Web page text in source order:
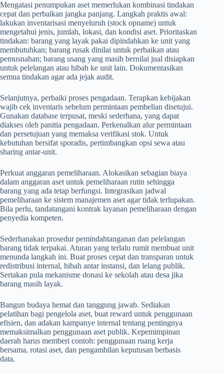
Mengatasi penumpukan aset memerlukan kombinasi tindakan
cepat dan perbaikan jangka panjang. Langkah praktis awal:
lakukan inventarisasi menyeluruh (stock opname) untuk
mengetahui jenis, jumlah, lokasi, dan kondisi aset. Prioritaskan
tindakan: barang yang layak pakai dipindahkan ke unit yang
membutuhkan; barang rusak dinilai untuk perbaikan atau
pemusnahan; barang usang yang masih bernilai jual disiapkan
untuk pelelangan atau hibah ke unit lain. Dokumentasikan
semua tindakan agar ada jejak audit.
Selanjutnya, perbaiki proses pengadaan. Terapkan kebijakan
wajib cek inventaris sebelum permintaan pembelian disetujui.
Gunakan database terpusat, meski sederhana, yang dapat
diakses oleh panitia pengadaan. Perkenalkan alur permintaan
dan persetujuan yang memaksa verifikasi stok. Untuk
kebutuhan bersifat sporadis, pertimbangkan opsi sewa atau
sharing antar-unit.
Perkuat anggaran pemeliharaan. Alokasikan sebagian biaya
dalam anggaran aset untuk pemeliharaan rutin sehingga
barang yang ada tetap berfungsi. Integrasikan jadwal
pemeliharaan ke sistem manajemen aset agar tidak terlupakan.
Bila perlu, tandatangani kontrak layanan pemeliharaan dengan
penyedia kompeten.
Sederhanakan prosedur pemindahtanganan dan pelelangan
barang tidak terpakai. Aturan yang terlalu rumit membuat unit
menunda langkah ini. Buat proses cepat dan transparan untuk
redistribusi internal, hibah antar instansi, dan lelang publik.
Sertakan pula mekanisme donasi ke sekolah atau desa jika
barang masih layak.
Bangun budaya hemat dan tanggung jawab. Sediakan
pelatihan bagi pengelola aset, buat reward untuk penggunaan
efisien, dan adakan kampanye internal tentang pentingnya
memaksimalkan penggunaan aset publik. Kepemimpinan
daerah harus memberi contoh: penggunaan ruang kerja
bersama, rotasi aset, dan pengambilan keputusan berbasis
data.